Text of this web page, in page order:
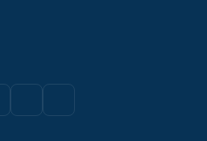
Facebook
(opens in a new tab)
Instagram
(opens in a new tab)
Youtube
(opens in a new tab)